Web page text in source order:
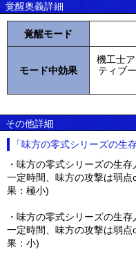
覚醒奥義詳細
覚醒モード
モード中効果
機工士
ティブ
その他詳細
「味方の零式シリーズの生
・味方の零式シリーズの生
一定時間、味方の攻撃は弱
果：極小)
・味方の零式シリーズの生
一定時間、味方の攻撃は弱
果：小)